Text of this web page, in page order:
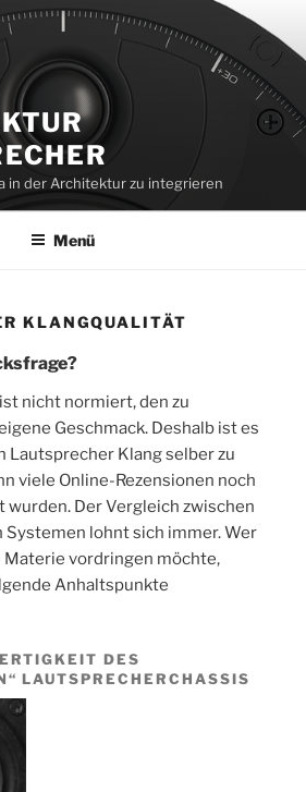
in der Architektur zu integrieren
Menü
KLANGQUALITÄT
nicht normiert, den zu
Geschmack. Deshalb ist es
Lautsprecher Klang selber zu
viele Online-Rezensionen noch
wurden. Der Vergleich zwischen
lohnt sich immer. Wer
vordringen möchte,
Anhaltspunkte
DES
LAUTSPRECHERCHASSIS